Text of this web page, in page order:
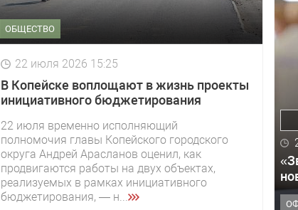
ОБЩЕСТВО
22 июля 2026 15:25
В Копейске воплощают в жизнь проекты
инициативного бюджетирования
22 июля временно исполняющий
полномочия главы Копейского городского
округа Андрей Арасланов оценил, как
продвигаются работы на двух объектах,
реализуемых в рамках инициативного
бюджетирования, — н...